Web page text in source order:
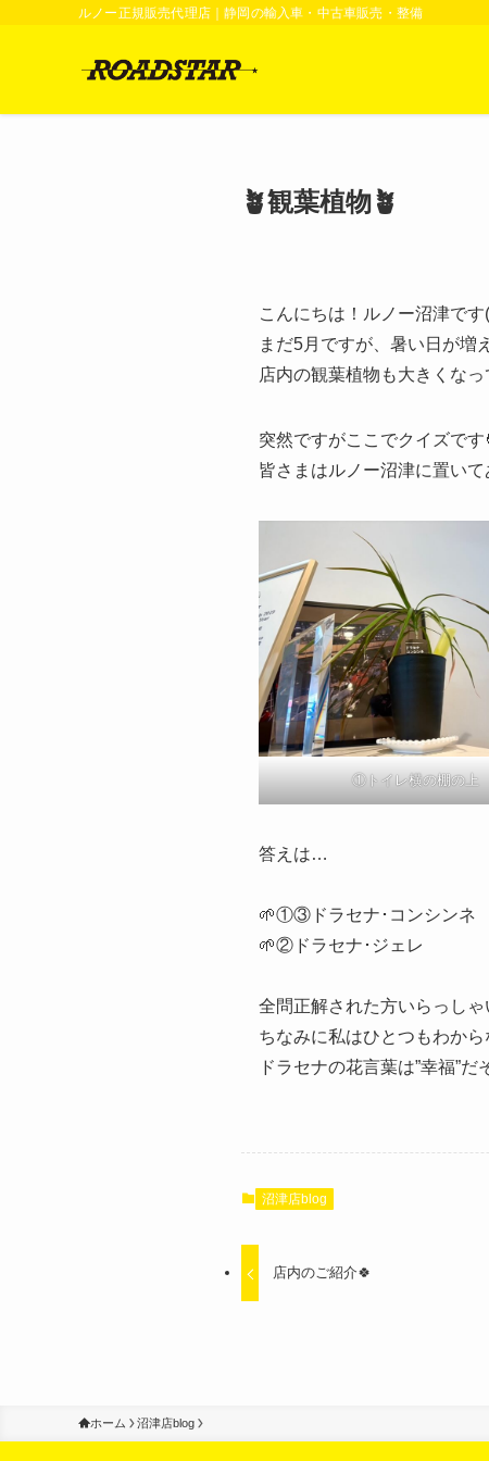
ルノー正規販売代理店｜静岡の輸入車・中古車販売・整備
🪴観葉植物🪴
こんにちは！ルノー沼津で
まだ5月ですが、暑い日が増
店内の観葉植物も大きくな
突然ですがここでクイズです
皆さまはルノー沼津に置い
①トイレ横の棚の上
答えは…
🌱①③ドラセナ･コンシンネ
🌱②ドラセナ･ジェレ
全問正解された方いらっしゃ
ちなみに私はひとつもわから
ドラセナの花言葉は”幸福”
沼津店blog
店内のご紹介🍀
ホーム 沼津店blog